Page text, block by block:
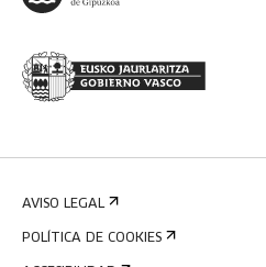
AVISO LEGAL
POLÍTICA DE COOKIES